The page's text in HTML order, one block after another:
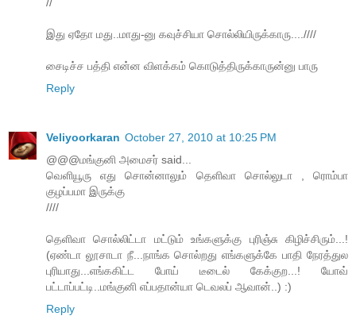
இது ஏதோ மது..மாது-னு கவுச்சியா சொல்லியிருக்காரு....////
சைடிச்ச பத்தி என்ன விளக்கம் கொடுத்திருக்காருன்னு பாரு
Reply
Veliyoorkaran October 27, 2010 at 10:25 PM
@@@மங்குனி அமைசர் said...
வெளியூரு எது சொன்னாலும் தெளிவா சொல்லுடா , ரொம்பா
குழப்பமா இருக்கு
////
தெளிவா சொல்லிட்டா மட்டும் உங்களுக்கு புரிஞ்சு கிழிச்சிரும்...!
(ஏண்டா லூசாடா நீ...நாங்க சொல்றது எங்களுக்கே பாதி நேரத்துல
புரியாது...எங்ககிட்ட போய் டீடைல் கேக்குற...! யோவ்
பட்டாப்பட்டி..மங்குனி எப்பதான்யா டெவலப் ஆவான்..) :)
Reply